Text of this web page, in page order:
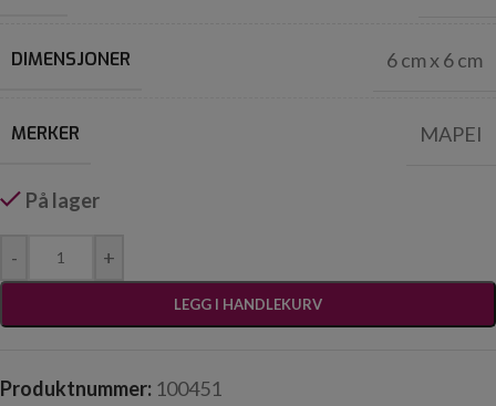
DIMENSJONER 6 cm x 6 cm
MERKER MAPEI
På lager
- +
LEGG I HANDLEKURV
Produktnummer: 100451